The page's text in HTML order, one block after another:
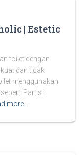
| Estetic
toilet dengan
dan tidak
menggunakan
Partisi
more…